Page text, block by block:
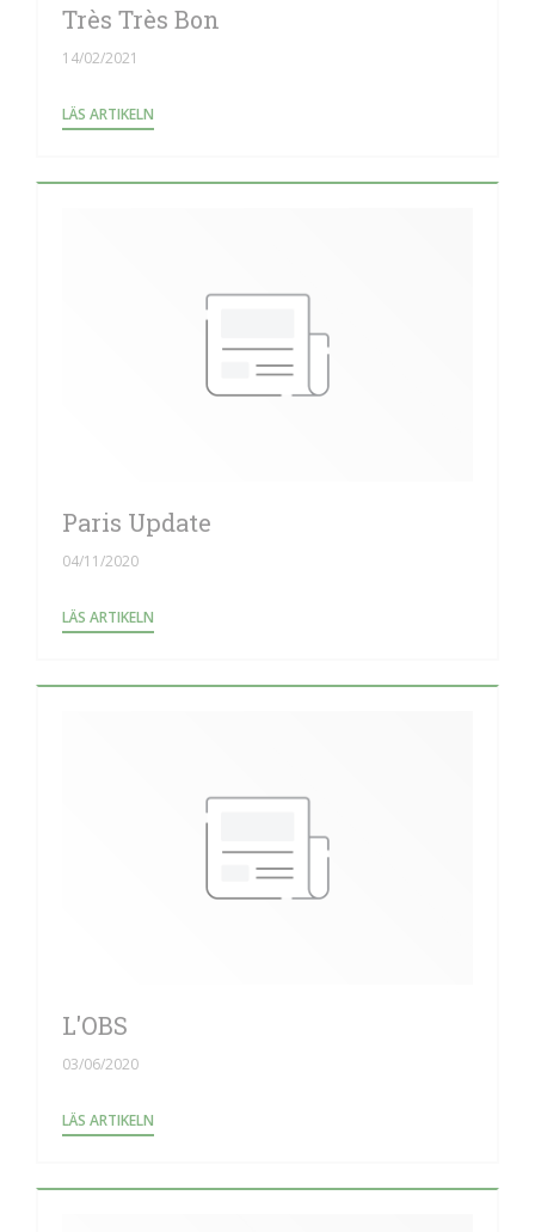
Très Très Bon
14/02/2021
LÄS ARTIKELN
Paris Update
04/11/2020
LÄS ARTIKELN
L'OBS
03/06/2020
LÄS ARTIKELN